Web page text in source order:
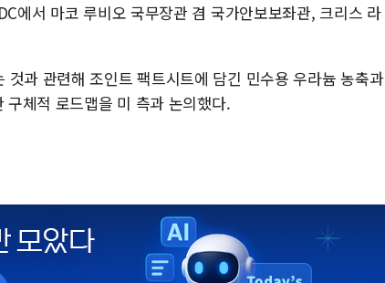
에서 마코 루비오 국무장관 겸 국가안보보좌관, 크리스 라
과 관련해 조인트 팩트시트에 담긴 민수용 우라늄 농축과
체적 로드맵을 미 측과 논의했다.